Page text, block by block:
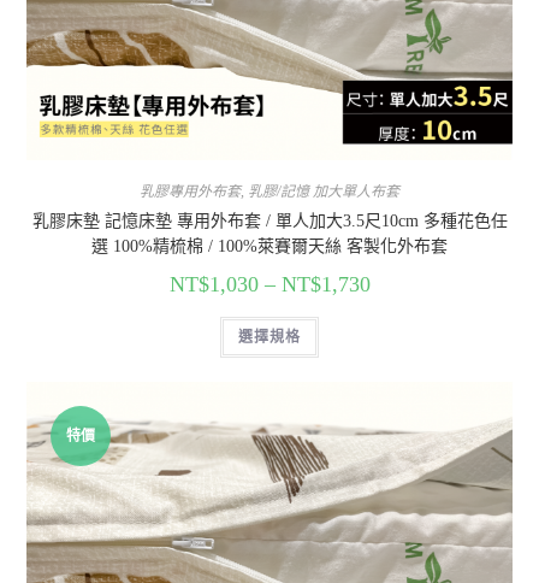
乳膠專用外布套, 乳膠/記憶 加大單人布套
乳膠床墊 記憶床墊 專用外布套 / 單人加大3.5尺10cm 多種花色任
選 100%精梳棉 / 100%萊賽爾天絲 客製化外布套
NT$1,030– NT$1,730
選擇規格
特價